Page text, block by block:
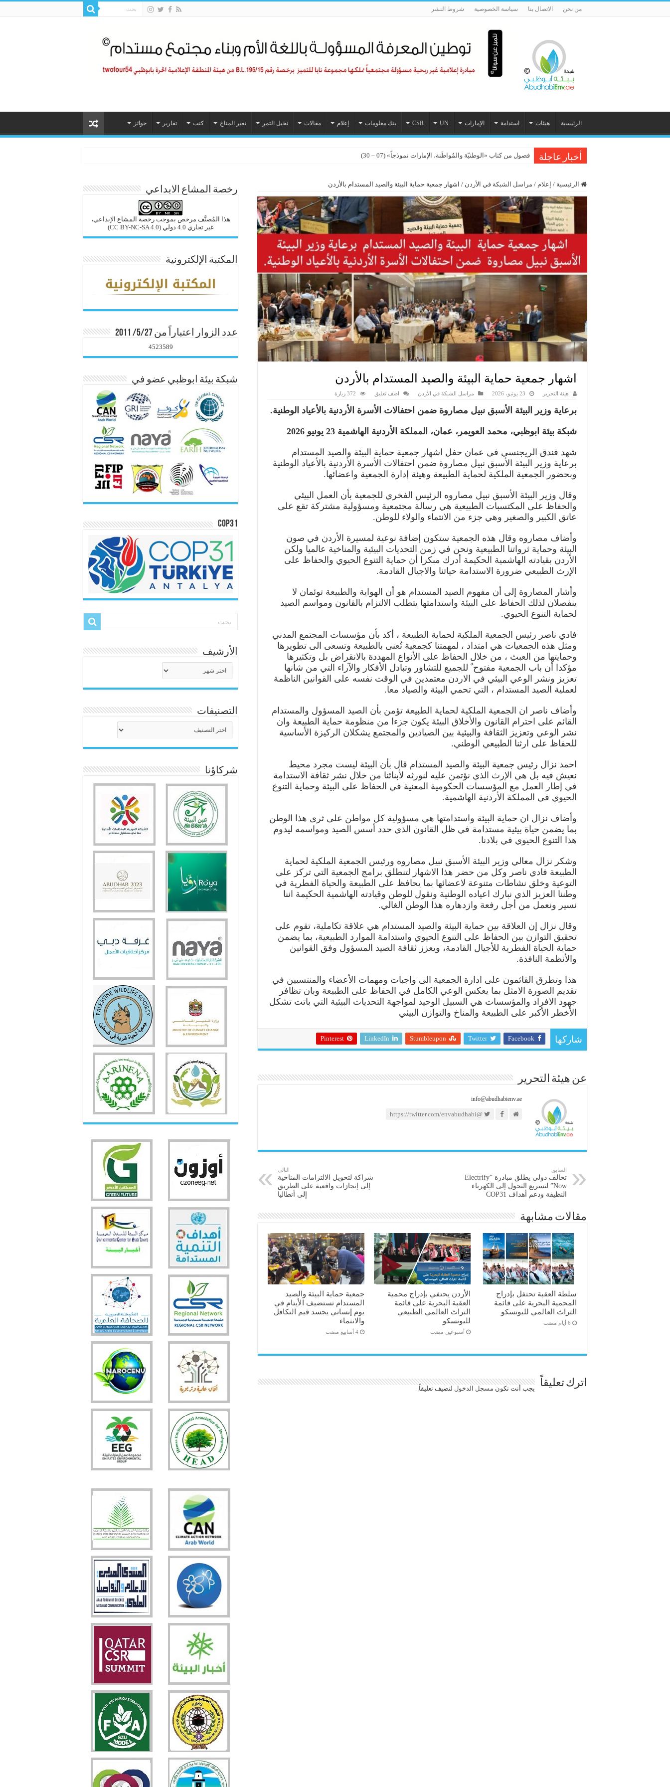
من نحن الاتصال بنا سياسة الخصوصية شروط النشر
الرئيسية هيئات استدامة الإمارات UN
CSR بنك معلومات إعلام مقالات نخيل التمر تغير المناخ كتب تقارير جوائز
أخبار عاجلة فصول من كتاب «الوطنيّة والمُواطَنة، الإمارات نموذجاً» (07 – 30)
لماذا أصبح المهندس قائداً للتنمية المستدامة؟ (01 – 07)
الرئيسية / إعلام / مراسل الشبكة في الأردن / اشهار جمعية حماية البيئة والصيد المستدام بالأردن
اشهار جمعية حماية البيئة والصيد المستدام بالأردن
هيئة التحرير 23 يونيو، 2026 مراسل الشبكة في الأردن اضف تعليق 372 زيارة
برعاية وزير البيئة الأسبق نبيل مصاروة ضمن احتفالات الأسرة الأردنية بالأعياد الوطنية.
شبكة بيئة ابوظبي، محمد العويمر، عمان، المملكة الأردنية الهاشمية 23 يونيو 2026
شهد فندق الريجنسي في عمان حفل اشهار جمعية حماية البيئة والصيد المستدام
برعاية وزير البيئة الأسبق نبيل مصاروة ضمن احتفالات الأسرة الأردنية بالأعياد الوطنية
وبحضور الجمعية الملكية لحماية الطبيعة وهيئة إدارة الجمعية واعضائها.
وقال وزير البيئة الأسبق نبيل مصاروه الرئيس الفخري للجمعية بأن العمل البيئي
والحفاظ على المكتسبات الطبيعية هي رسالة مجتمعية ومسؤولية مشتركة تقع على
عاتق الكبير والصغير وهي جزء من الانتماء والولاء للوطن.
وأضاف مصاروه وقال هذه الجمعية ستكون إضافة نوعية لمسيرة الأردن في صون
البيئة وحماية ثرواتنا الطبيعية ونحن في زمن التحديات البيئية والمناخية عالميا ولكن
الأردن بقيادته الهاشمية الحكيمة أدرك مبكرا أن حماية التنوع الحيوي والحفاظ على
الإرث الطبيعي ضرورة الاستدامة حياتنا والاجيال القادمة.
وأشار المصاروة إلى أن مفهوم الصيد المستدام هو أن الهواية والطبيعة توئمان لا
ينفصلان لذلك الحفاظ على البيئة واستدامتها يتطلب الالتزام بالقانون ومواسم الصيد
لحماية التنوع الحيوي.
فادي ناصر رئيس الجمعية الملكية لحماية الطبيعة ، أكد بأن مؤسسات المجتمع المدني
ومثل هذه الجمعيات هي امتداد ، لمهمتنا كجمعية تُعنى بالطبيعة وتسعى الى تطويرها
وحمايتها من العبث ، من خلال الحفاظ على الأنواع المهددة بالانقراض بل وتكثيرها
مؤكدا أن باب الجمعية مفتوح ٌ للجميع للتشاور وتبادل الأفكار والآراء التي من شأنها
تعزيز ونشر الوعي البيئي في الاردن معتمدين في الوقت نفسه على القوانين الناظمة
لعملية الصيد المستدام ، التي تحمي البيئة والصياد معا.
وأضاف ناصر ان الجمعية الملكية لحماية الطبيعة تؤمن بأن الصيد المسؤول والمستدام
القائم على احترام القانون والأخلاق البيئة يكون جزءا من منظومة حماية الطبيعة وان
نشر الوعي وتعزيز الثقافة والبيئية بين الصيادين والمجتمع يشكلان الركيزة الأساسية
للحفاظ على ارثنا الطبيعي الوطني.
احمد نزال رئيس جمعية البيئة والصيد المستدام قال بأن البيئة ليست مجرد محيط
نعيش فيه بل هي الإرث الذي نؤتمن عليه لنورثه لأبنائنا من خلال نشر ثقافة الاستدامة
في إطار العمل مع المؤسسات الحكومية المعنية في الحفاظ على البيئة وحماية التنوع
الحيوي في المملكة الأردنية الهاشمية.
وأضاف نزال ان حماية البيئة واستدامتها هي مسؤولية كل مواطن على ثرى هذا الوطن
بما يضمن حياة بيئية مستدامة في ظل القانون الذي حدد أسس الصيد ومواسمه ليدوم
هذا التنوع الحيوي في بلادنا.
وشكر نزال معالي وزير البيئة الأسبق نبيل مصاروه ورئيس الجمعية الملكية لحماية
الطبيعة فادي ناصر وكل من حضر هذا الاشهار لتنطلق برامج الجمعية التي تركز على
التوعية وخلق نشاطات متنوعة لاعضائها بما يحافظ على الطبيعة والحياة الفطرية في
وطننا العزيز الذي نبارك اعياده الوطنية ونقول للوطن وقيادته الهاشمية الحكيمة اننا
نسير ونعمل من أجل رفعة وازدهاره هذا الوطن الغالي.
وقال نزال إن العلاقة بين حماية البيئة والصيد المستدام هي علاقة تكاملية، تقوم على
تحقيق التوازن بين الحفاظ على التنوع الحيوي واستدامة الموارد الطبيعية، بما يضمن
حماية الحياة الفطرية للأجيال القادمة، ويعزز ثقافة الصيد المسؤول وفق القوانين
والأنظمة النافذة.
هذا وتطرق القائمون على ادارة الجمعية الى واجبات ومهمات الأعضاء والمنتسبين في
تقديم الصورة الامثل بما يعكس الوعي الكامل في الحفاظ على الطبيعة وبان تظافر
جهود الافراد والمؤسسات هي السبيل الوحيد لمواجهة التحديات البيئية التي باتت تشكل
الأخطر الأكبر على الطبيعة والمناخ والتوازن البيئي
شاركها Facebook
Twitter
Stumbleupon
LinkedIn
Pinterest
عن هيئة التحرير
info@abudhabienv.ae
@https://twitter.com/envabudhabi
السابق
تحالف دولي يطلق مبادرة “Electrify
Now” لتسريع التحول إلى الكهرباء
النظيفة ودعم أهداف COP31
التالي
شراكة لتحويل الالتزامات المناخية
إلى إنجازات واقعية على الطريق
إلى أنطاليا
مقالات مشابهة
سلطة العقبة تحتفل بإدراج
المحمية البحرية على قائمة
التراث العالمي لليونسكو
الأردن يحتفي بإدراج محمية
العقبة البحرية على قائمة
التراث العالمي الطبيعي
لليونسكو
‏أسبوعين مضت
جمعية حماية البيئة والصيد
المستدام تستضيف الأيتام في
يوم إنساني يجسد قيم التكافل
والانتماء
اترك تعليقاً يجب أنت تكون مسجل الدخول لتضيف تعليقاً.
رخصة المشاع الابداعي
هذا المُصنَّف مرخص بموجب رخصة المشاع الإبداعي،
غير تجاري 4.0 دولي
(CC BY-NC-SA 4.0)
المكتبة الإلكترونية
عدد الزوار اعتباراً من 5/27/ 2011
4523589
شبكة بيئة ابوظبي عضو في
COP31
الأرشيف
التصنيفات
شركاؤنا